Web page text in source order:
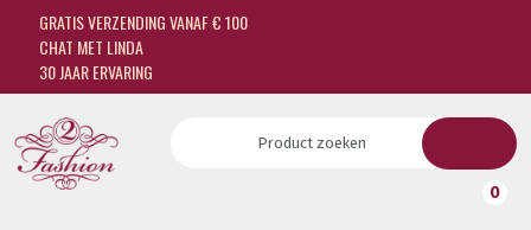
GRATIS VERZENDING VANAF € 100
CHAT MET LINDA
30 JAAR ERVARING
0